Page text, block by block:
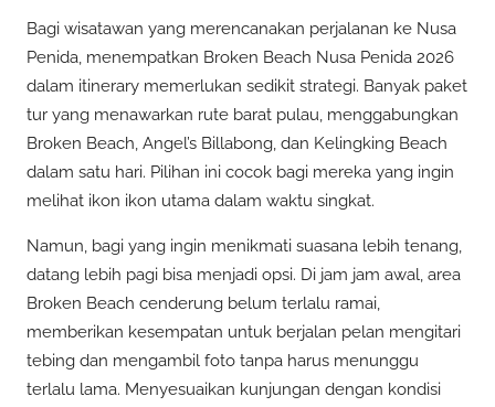
Bagi wisatawan yang merencanakan perjalanan ke Nusa
Penida, menempatkan Broken Beach Nusa Penida 2026
dalam itinerary memerlukan sedikit strategi. Banyak paket
tur yang menawarkan rute barat pulau, menggabungkan
Broken Beach, Angel’s Billabong, dan Kelingking Beach
dalam satu hari. Pilihan ini cocok bagi mereka yang ingin
melihat ikon ikon utama dalam waktu singkat.
Namun, bagi yang ingin menikmati suasana lebih tenang,
datang lebih pagi bisa menjadi opsi. Di jam jam awal, area
Broken Beach cenderung belum terlalu ramai,
memberikan kesempatan untuk berjalan pelan mengitari
tebing dan mengambil foto tanpa harus menunggu
terlalu lama. Menyesuaikan kunjungan dengan kondisi